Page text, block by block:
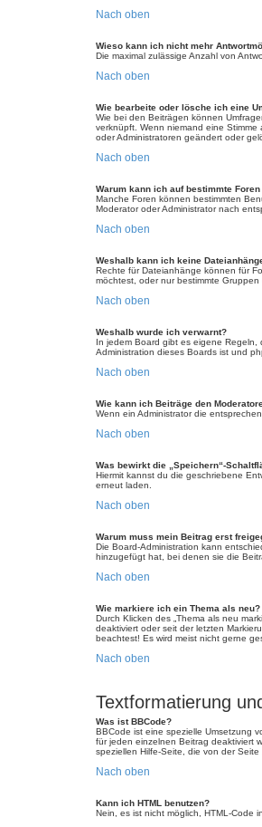
Nach oben
Wieso kann ich nicht mehr
Die maximal zulässige Anzahl von
Nach oben
Wie bearbeite oder lösche ich eine
Wie bei den Beiträgen können
verknüpft. Wenn niemand eine
oder Administratoren geändert oder
Nach oben
Warum kann ich auf bestimmte
Manche Foren können bestimmten
Moderator oder Administrator nach
Nach oben
Weshalb kann ich keine
Rechte für Dateianhänge können für
möchtest, oder nur bestimmte
Nach oben
Weshalb wurde ich verwarnt?
In jedem Board gibt es eigene
Administration dieses Boards ist und
Nach oben
Wie kann ich Beiträge den
Wenn ein Administrator die
Nach oben
Was bewirkt die „Speichern“-
Hiermit kannst du die geschriebene
erneut laden.
Nach oben
Warum muss mein Beitrag erst
Die Board-Administration kann
hinzugefügt hat, bei denen sie die
Nach oben
Wie markiere ich ein Thema als neu?
Durch Klicken des „Thema als neu
deaktiviert oder seit der letzten
beachtest! Es wird meist nicht gerne
Nach oben
Textformatierung
Was ist BBCode?
BBCode ist eine spezielle Umsetzung
für jeden einzelnen Beitrag deaktiviert
speziellen Hilfe-Seite, die von der
Nach oben
Kann ich HTML benutzen?
Nein, es ist nicht möglich, HTML-Code